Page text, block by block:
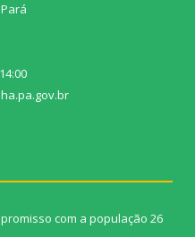
com a população 26